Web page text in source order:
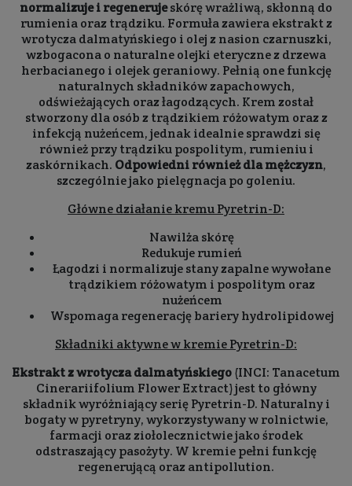
normalizuje i regenerujeskórę wrażliwą, skłonną do
rumienia oraz trądziku. Formuła zawiera ekstrakt z
wrotycza dalmatyńskiego i olej z nasion czarnuszki,
wzbogacona o naturalne olejki eteryczne z drzewa
herbacianego i olejek geraniowy. Pełnią one funkcję
naturalnych składników zapachowych,
odświeżających oraz łagodzących. Krem został
stworzony dla osób z trądzikiem różowatym oraz z
infekcją nużeńcem, jednak idealnie sprawdzi się
również przy trądziku pospolitym, rumieniu i
zaskórnikach. Odpowiedni również dla mężczyzn,
szczególnie jako pielęgnacja po goleniu.
Główne działanie kremu Pyretrin-D:
Nawilża skórę
Redukuje rumień
Łagodzi i normalizuje stany zapalne wywołane
trądzikiem różowatym i pospolitym oraz
nużeńcem
Wspomaga regenerację bariery hydrolipidowej
Składniki aktywne w kremie Pyretrin-D:
Ekstrakt z wrotycza dalmatyńskiego(INCI: Tanacetum
Cinerariifolium Flower Extract) jest to główny
składnik wyróżniający serię Pyretrin-D. Naturalny i
bogaty w pyretryny, wykorzystywany w rolnictwie,
farmacji oraz ziołolecznictwie jako środek
odstraszający pasożyty. W kremie pełni funkcję
regenerującą oraz antipollution.